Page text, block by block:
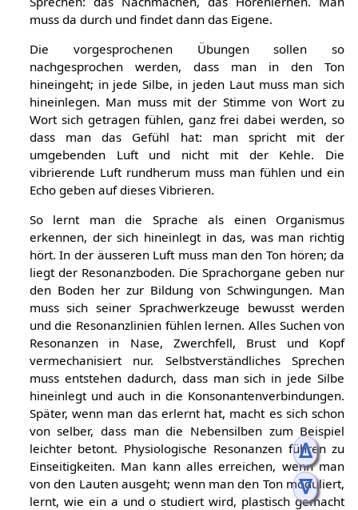
ᐃ
ᐁ
nachmachen. Es ist die einzig richtige Methode beim
Sprechen: das Nachmachen, das Hörenlernen. Man
muss da durch und findet dann das Eigene.
Die vorgesprochenen Übungen sollen so
nachgesprochen werden, dass man in den Ton
hineingeht; in jede Silbe, in jeden Laut muss man sich
hineinlegen. Man muss mit der Stimme von Wort zu
Wort sich getragen fühlen, ganz frei dabei werden, so
dass man das Gefühl hat: man spricht mit der
umgebenden Luft und nicht mit der Kehle. Die
vibrierende Luft rundherum muss man fühlen und ein
So lernt man die Sprache als einen Organismus
erkennen, der sich hineinlegt in das, was man richtig
hört. In der äusseren Luft muss man den Ton hören; da
liegt der Resonanzboden. Die Sprachorgane geben nur
den Boden her zur Bildung von Schwingungen. Man
muss sich seiner Sprachwerkzeuge bewusst werden
und die Resonanzlinien fühlen lernen. Alles Suchen von
Resonanzen in Nase, Zwerchfell, Brust und Kopf
vermechanisiert nur. Selbstverständliches Sprechen
muss entstehen dadurch, dass man sich in jede Silbe
hineinlegt und auch in die Konsonantenverbindungen.
Später, wenn man das erlernt hat, macht es sich schon
von selber, dass man die Nebensilben zum Beispiel
leichter betont. Physiologische Resonanzen führen zu
Einseitigkeiten. Man kann alles erreichen, wenn man
von den Lauten ausgeht; wenn man den Ton moduliert,